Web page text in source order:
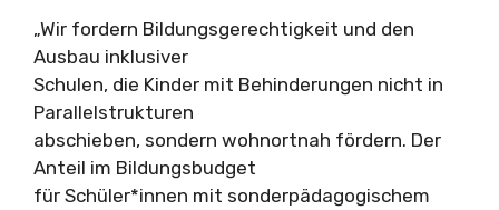
„Wir fordern Bildungsgerechtigkeit und den
Ausbau inklusiver
Schulen, die Kinder mit Behinderungen nicht in
Parallelstrukturen
abschieben, sondern wohnortnah fördern. Der
Anteil im Bildungsbudget
für Schüler*innen mit sonderpädagogischem